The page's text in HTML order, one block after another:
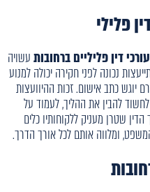
פלילי
עורכי דין פליליים ברחובותעשויה
נכונה לפני חקירה יכולה למנוע
יוגש כתב אישום. זכות ההיוועצות
להבין את ההליך, לעמוד על
הדין שטרן מעניק ללקוחותיו כלים
ומלווה אותם לכל אורך הדרך.